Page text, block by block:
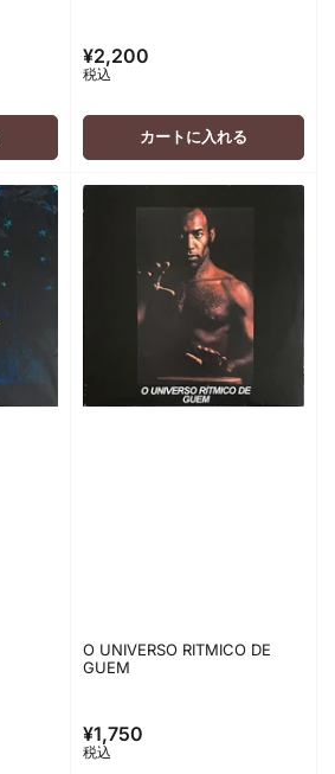
通
常
価
¥2,200
税込
カートに入れる
O UNIVERSO RITMICO DE
GUEM
通
常
¥1,750
税込